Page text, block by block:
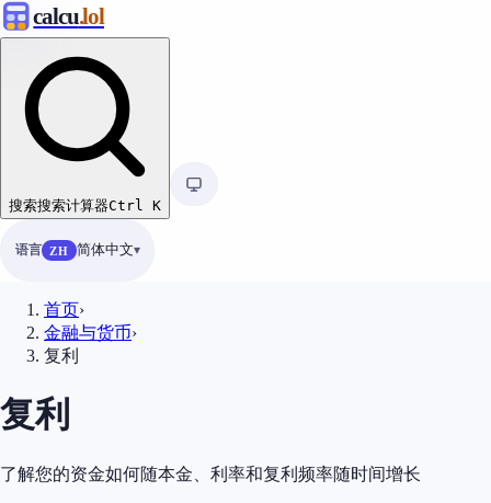
calcu.lol
搜索搜索计算器Ctrl K
语言 ZH 简体中文
首页›
金融与货币›
复利
复利
了解您的资金如何随本金、利率和复利频率随时间增长